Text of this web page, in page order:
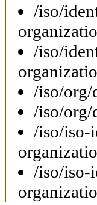
/iso/
/iso/
/iso/org/
/iso/org/
/iso/iso-
/iso/iso-